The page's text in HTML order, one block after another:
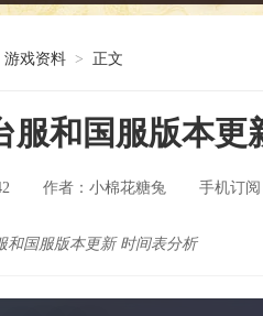
游戏资料 > 正文
服和国服版本更
作者： 小棉花糖兔 手机订阅
和国服版本更新 时间表分析